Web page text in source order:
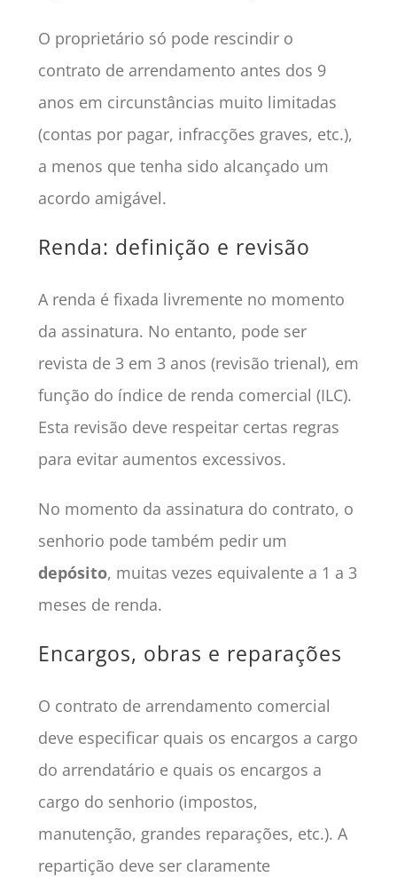
O proprietário só pode rescindir o
contrato de arrendamento antes dos 9
anos em circunstâncias muito limitadas
(contas por pagar, infracções graves, etc.),
a menos que tenha sido alcançado um
acordo amigável.
Renda: definição e revisão
A renda é fixada livremente no momento
da assinatura. No entanto, pode ser
revista de 3 em 3 anos (revisão trienal), em
função do índice de renda comercial (ILC).
Esta revisão deve respeitar certas regras
para evitar aumentos excessivos.
No momento da assinatura do contrato, o
senhorio pode também pedir um
depósito, muitas vezes equivalente a 1 a 3
meses de renda.
Encargos, obras e reparações
O contrato de arrendamento comercial
deve especificar quais os encargos a cargo
do arrendatário e quais os encargos a
cargo do senhorio (impostos,
manutenção, grandes reparações, etc.). A
repartição deve ser claramente